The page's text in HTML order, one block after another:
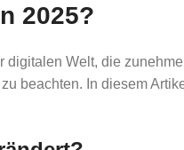
2025?
Welt, die
beachten. In diesem